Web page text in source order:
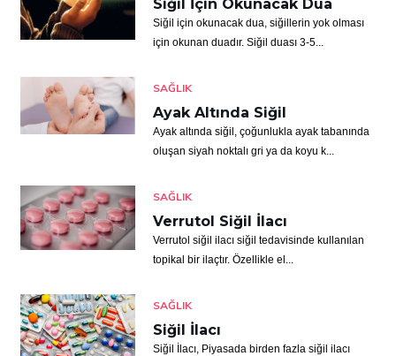
Siğil İçin Okunacak Dua
Siğil için okunacak dua, siğillerin yok olması
için okunan duadır. Siğil duası 3-5...
SAĞLIK
Ayak Altında Siğil
Ayak altında siğil, çoğunlukla ayak tabanında
oluşan siyah noktalı gri ya da koyu k...
SAĞLIK
Verrutol Siğil İlacı
Verrutol siğil ilacı siğil tedavisinde kullanılan
topikal bir ilaçtır. Özellikle el...
SAĞLIK
Siğil İlacı
Siğil İlacı, Piyasada birden fazla siğil ilacı